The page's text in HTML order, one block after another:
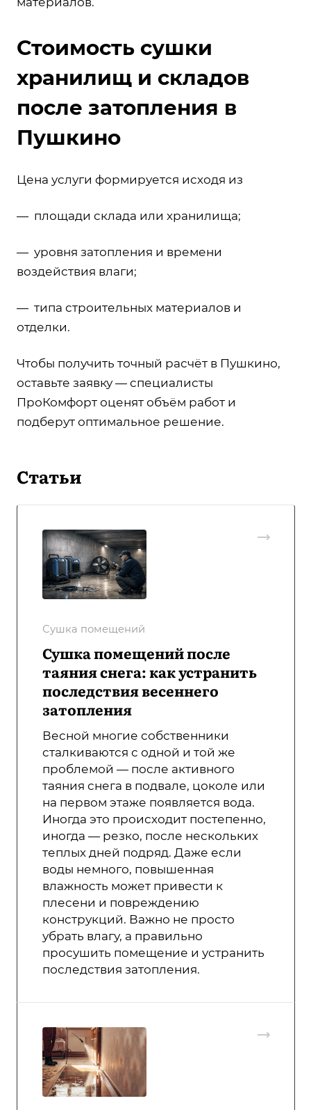
Стоимость сушки
хранилищ и складов
после затопления в
Пушкино
Цена услуги формируется исходя из
— площади склада или хранилища;
— уровня затопления и времени
воздействия влаги;
— типа строительных материалов и
отделки.
Чтобы получить точный расчёт в Пушкино,
оставьте заявку — специалисты
ПроКомфорт оценят объём работ и
подберут оптимальное решение.
Статьи
Сушка помещений
Сушка помещений после
таяния снега: как устранить
последствия весеннего
затопления
Весной многие собственники
сталкиваются с одной и той же
проблемой — после активного
таяния снега в подвале, цоколе или
на первом этаже появляется вода.
Иногда это происходит постепенно,
иногда — резко, после нескольких
теплых дней подряд. Даже если
воды немного, повышенная
влажность может привести к
плесени и повреждению
конструкций. Важно не просто
убрать влагу, а правильно
просушить помещение и устранить
последствия затопления.